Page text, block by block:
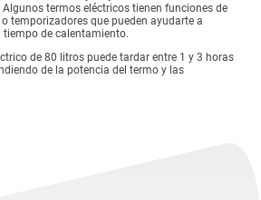
Algunos termos eléctricos tienen funciones de
temporizadores que pueden ayudarte a
tiempo de calentamiento.
de 80 litros puede tardar entre 1 y 3 horas
de la potencia del termo y las